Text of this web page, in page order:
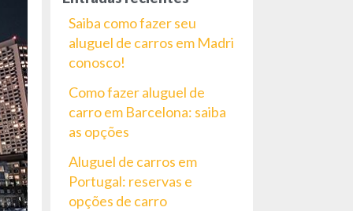
Saiba como fazer seu
aluguel de carros em Madri
conosco!
Como fazer aluguel de
carro em Barcelona: saiba
as opções
Aluguel de carros em
Portugal: reservas e
opções de carro